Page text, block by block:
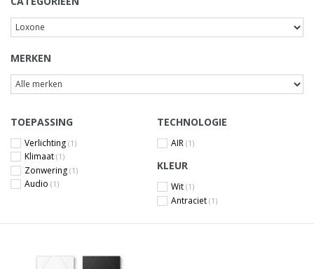
MERKEN
TOEPASSING
Verlichting (1)
Klimaat (1)
Zonwering (1)
Audio (1)
TECHNOLOGIE
AIR (1)
KLEUR
Wit (1)
Antraciet (1)